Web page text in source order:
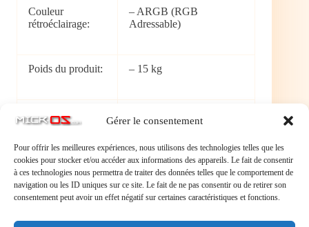
Gérer le consentement
Pour offrir les meilleures expériences, nous utilisons des technologies telles que les
cookies pour stocker et/ou accéder aux informations des appareils. Le fait de consentir
à ces technologies nous permettra de traiter des données telles que le comportement de
navigation ou les ID uniques sur ce site. Le fait de ne pas consentir ou de retirer son
consentement peut avoir un effet négatif sur certaines caractéristiques et fonctions.
Couleur
rétroéclairage:
– ARGB (RGB
Adressable)
Poids du produit: – 15 kg
Longueur /
Profondeur:
– 45.5 cm
Largeur: – 20 cm
– 46.5 cm